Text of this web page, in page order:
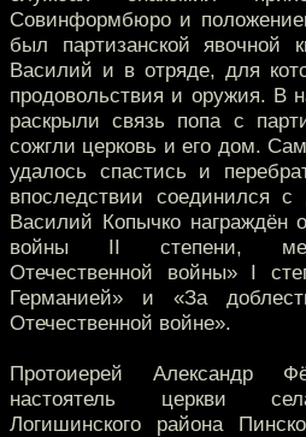
Совинформбюро и
был партизанской явочной
Василий и в отряде, для
продовольствия и оружия. В
раскрыли связь попа с
сожгли церковь и его дом.
удалось спастись и
впоследствии соединился
Василий Копычко награждён
войны II степени,
Отечественной войны» I
Германией» и «За
Отечественной войне».
Протоиерей Александр
настоятель церкви
Логишинского района